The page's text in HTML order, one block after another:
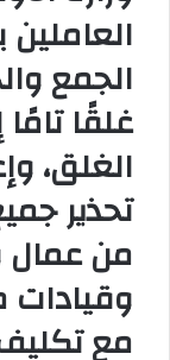
الجمع
غلقًا
الغلق،
تحذير
من عمال
وقيادات
مع